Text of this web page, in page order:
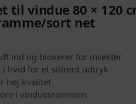
til vindue 80 × 120
sort net
ind og blokerer for insekter
hvid for et stilrent udtryk
høj kvalitet
i vinduesrammen